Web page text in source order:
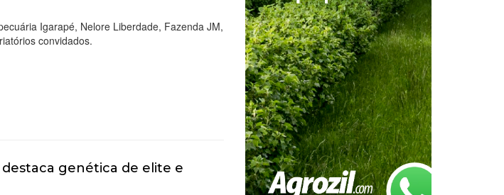
Igarapé, Nelore Liberdade, Fazenda JM,
convidados.
genética de elite e